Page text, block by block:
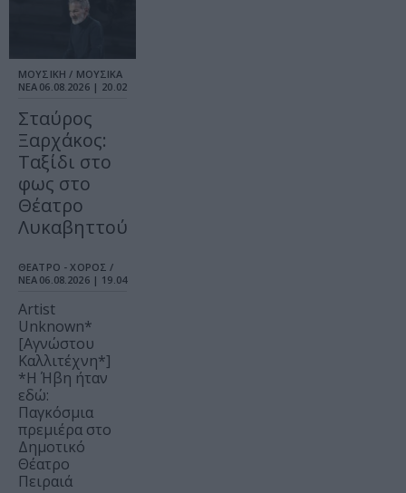
ΜΟΥΣΙΚΗ / ΜΟΥΣΙΚΑ
ΝΕΑ 06.08.2026 | 20.02
Σταύρος
Ξαρχάκος:
Ταξίδι στο
φως στο
Θέατρο
Λυκαβηττού
ΘΕΑΤΡΟ - ΧΟΡΟΣ /
ΝΕΑ 06.08.2026 | 19.04
Artist
Unknown*
[Αγνώστου
Καλλιτέχνη*]
*Η Ήβη ήταν
εδώ:
Παγκόσμια
πρεμιέρα στο
Δημοτικό
Θέατρο
Πειραιά